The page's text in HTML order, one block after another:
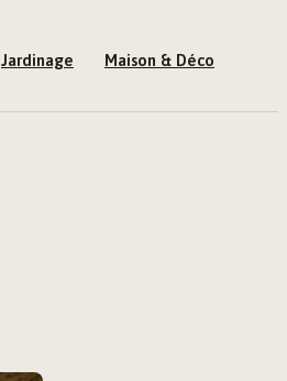
Jardinage Maison & Déco